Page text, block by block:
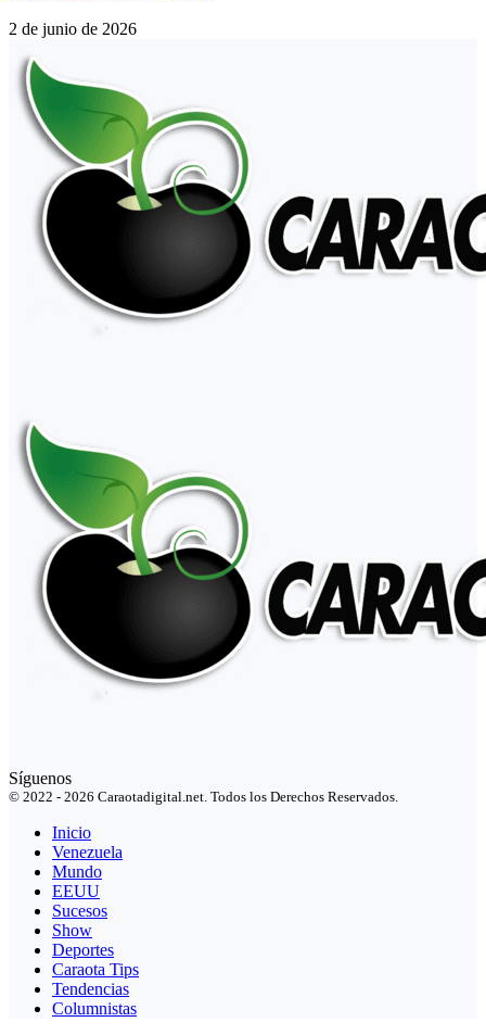
2 de junio de 2026
Síguenos
© 2022 - 2026 Caraotadigital.net. Todos los Derechos Reservados.
Inicio
Venezuela
Mundo
EEUU
Sucesos
Show
Deportes
Caraota Tips
Tendencias
Columnistas